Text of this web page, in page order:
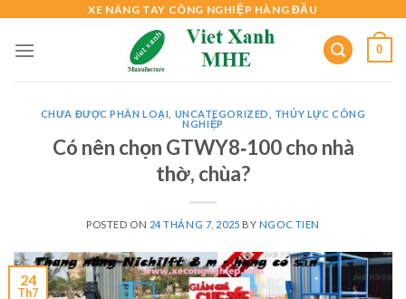
content
XE NÂNG TAY CÔNG NGHIỆP HÀNG ĐẦU
0
CHƯA ĐƯỢC PHÂN LOẠI UNCATEGORIZED
THỦY LỰC CÔNG
NGHIỆP
Có nên chọn GTWY8‑100 cho nhà
thờ, chùa?
POSTED ON 24 THÁNG 7, 2025 BY NGOC TIEN
24
Th7